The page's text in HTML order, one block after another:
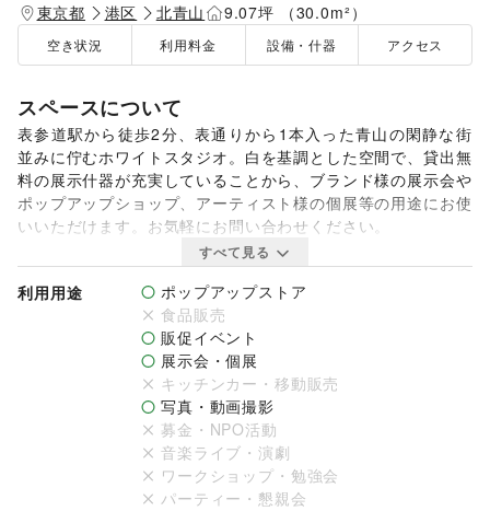
東京都 港区 北青山 9.07坪 （30.0m²）
空き状況 利用料金 設備・什器 アクセス
スペースについて
表参道駅から徒歩2分、表通りから1本入った青山の閑静な街
並みに佇むホワイトスタジオ。白を基調とした空間で、貸出無
料の展示什器が充実していることから、ブランド様の展示会や
ポップアップショップ、アーティスト様の個展等の用途にお使
いいただけます。お気軽にお問い合わせください。
すべて見る
利用用途
ポップアップストア
食品販売
販促イベント
展示会・個展
キッチンカー・移動販売
写真・動画撮影
募金・NPO活動
音楽ライブ・演劇
ワークショップ・勉強会
パーティー・懇親会